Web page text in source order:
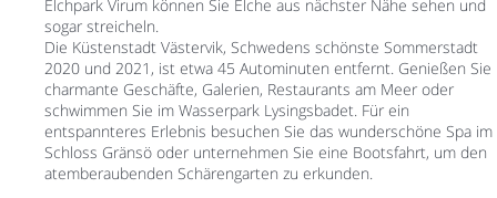
Elchpark Virum können Sie Elche aus nächster Nähe sehen und
sogar streicheln.
Die Küstenstadt Västervik, Schwedens schönste Sommerstadt
2020 und 2021, ist etwa 45 Autominuten entfernt. Genießen Sie
charmante Geschäfte, Galerien, Restaurants am Meer oder
schwimmen Sie im Wasserpark Lysingsbadet. Für ein
entspannteres Erlebnis besuchen Sie das wunderschöne Spa im
Schloss Gränsö oder unternehmen Sie eine Bootsfahrt, um den
atemberaubenden Schärengarten zu erkunden.